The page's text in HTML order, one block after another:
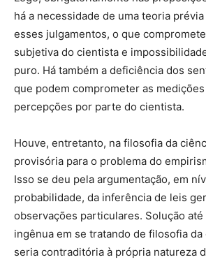
há a necessidade de uma teoria
esses julgamentos, o que
subjetiva do cientista e
puro. Há também a deficiência dos
que podem comprometer as
percepções por parte do cientista.
Houve, entretanto, na filosofia da
provisória para o problema do
Isso se deu pela argumentação, em
probabilidade, da inferência de leis
observações particulares. Solução
ingênua em se tratando de filosofia da
seria contraditória à própria natureza